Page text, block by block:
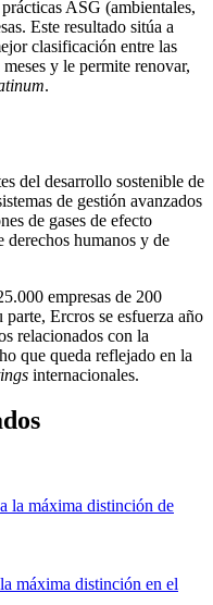
ASG (ambientales,
Este resultado sitúa a
clasificación entre las
y le permite renovar,
.
del desarrollo sostenible de
de gestión avanzados
de gases de efecto
derechos humanos y de
empresas de 200
parte, Ercros se esfuerza año
relacionados con la
que queda reflejado en la
internacionales.
la máxima distinción de
máxima distinción en el